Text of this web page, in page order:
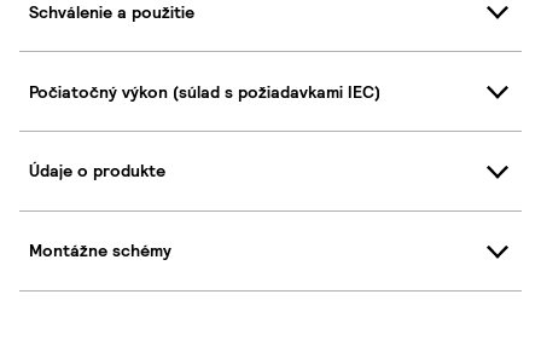
Schválenie a použitie
Počiatočný výkon (súlad s požiadavkami IEC)
Údaje o produkte
Montážne schémy